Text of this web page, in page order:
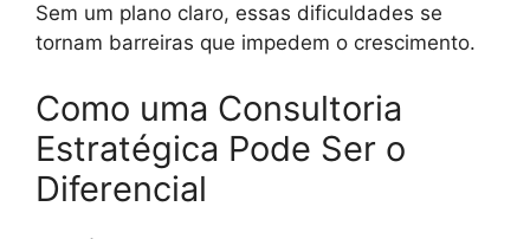
Sem um plano claro, essas dificuldades se
tornam barreiras que impedem o crescimento.
Como uma Consultoria
Estratégica Pode Ser o
Diferencial